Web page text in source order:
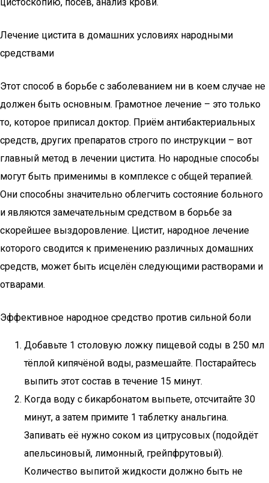
Лечение цистита в домашних условиях народными
средствами
Этот способ в борьбе с заболеванием ни в коем случае не
должен быть основным. Грамотное лечение – это только
то, которое приписал доктор. Приём антибактериальных
средств, других препаратов строго по инструкции – вот
главный метод в лечении цистита. Но народные способы
могут быть применимы в комплексе с общей терапией.
Они способны значительно облегчить состояние больного
и являются замечательным средством в борьбе за
скорейшее выздоровление. Цистит, народное лечение
которого сводится к применению различных домашних
средств, может быть исцелён следующими растворами и
отварами.
Эффективное народное средство против сильной боли
Добавьте 1 столовую ложку пищевой соды в 250 мл
тёплой кипячёной воды, размешайте. Постарайтесь
выпить этот состав в течение 15 минут.
Когда воду с бикарбонатом выпьете, отсчитайте 30
минут, а затем примите 1 таблетку анальгина.
Запивать её нужно соком из цитрусовых (подойдёт
апельсиновый, лимонный, грейпфрутовый).
Количество выпитой жидкости должно быть не